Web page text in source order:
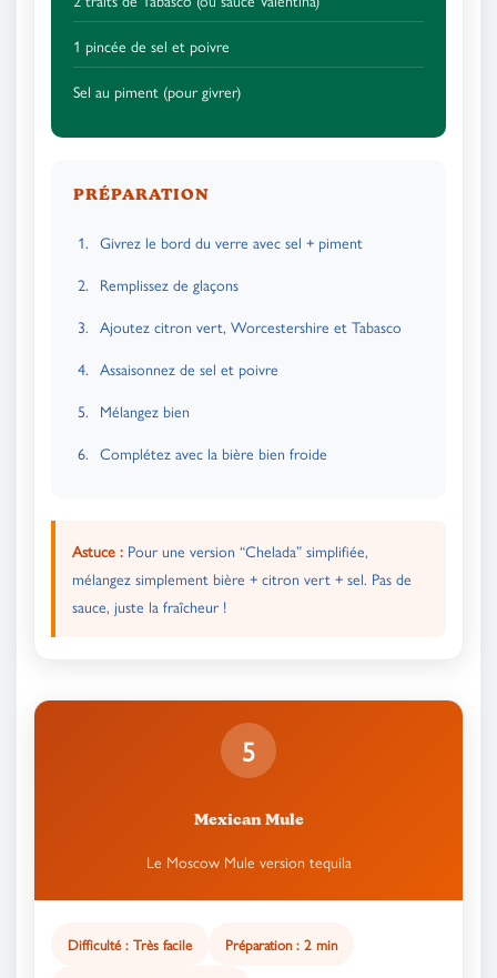
1 pincée de sel et poivre
Sel au piment (pour givrer)
PRÉPARATION
Givrez le bord du verre avec sel + piment
Remplissez de glaçons
Ajoutez citron vert, Worcestershire et Tabasco
Assaisonnez de sel et poivre
Mélangez bien
Complétez avec la bière bien froide
Astuce : Pour une version “Chelada” simplifiée,
mélangez simplement bière + citron vert + sel. Pas de
sauce, juste la fraîcheur !
5
Mexican Mule
Le Moscow Mule version tequila
Difficulté : Très facile Préparation : 2 min